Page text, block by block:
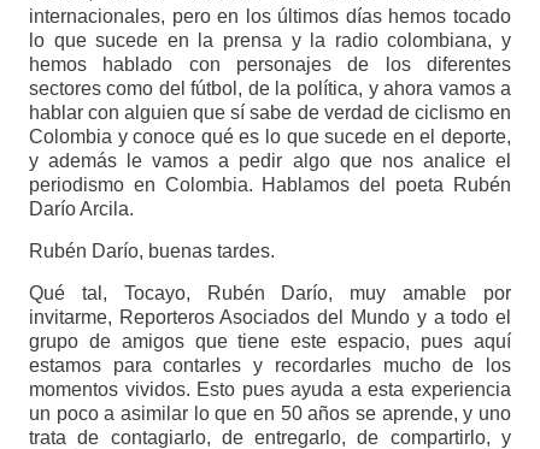
internacionales, pero en los últimos días hemos tocado
lo que sucede en la prensa y la radio colombiana, y
hemos hablado con personajes de los diferentes
sectores como del fútbol, de la política, y ahora vamos a
hablar con alguien que sí sabe de verdad de ciclismo en
Colombia y conoce qué es lo que sucede en el deporte,
y además le vamos a pedir algo que nos analice el
periodismo en Colombia. Hablamos del poeta Rubén
Darío Arcila.
Rubén Darío, buenas tardes.
Qué tal, Tocayo, Rubén Darío, muy amable por
invitarme, Reporteros Asociados del Mundo y a todo el
grupo de amigos que tiene este espacio, pues aquí
estamos para contarles y recordarles mucho de los
momentos vividos. Esto pues ayuda a esta experiencia
un poco a asimilar lo que en 50 años se aprende, y uno
trata de contagiarlo, de entregarlo, de compartirlo, y